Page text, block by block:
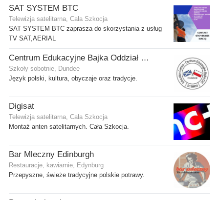
SAT SYSTEM BTC
Telewizja satelitarna, Cała Szkocja
SAT SYSTEM BTC zaprasza do skorzystania z usług
TV SAT,AERIAL
Centrum Edukacyjne Bajka Oddział w Dundee
Szkoły sobotnie, Dundee
Język polski, kultura, obyczaje oraz tradycje.
Digisat
Telewizja satelitarna, Cała Szkocja
Montaż anten satelitarnych. Cała Szkocja.
Bar Mleczny Edinburgh
Restauracje, kawiarnie, Edynburg
Przepyszne, świeże tradycyjne polskie potrawy.